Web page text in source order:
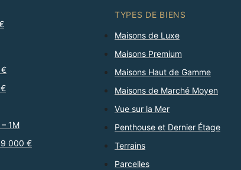
€
1M
000 €
TYPES DE BIENS
Maisons de Luxe
Maisons Premium
Maisons Haut de Gamme
Maisons de Marché Moyen
Vue sur la Mer
Penthouse et Dernier Étage
Terrains
Parcelles